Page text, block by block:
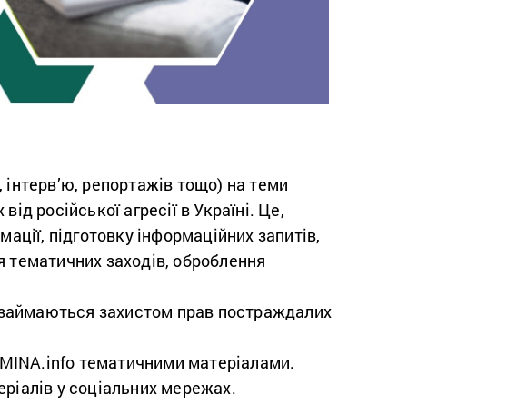
інтерв’ю, репортажів тощо) на теми
російської агресії в Україні. Це,
підготовку інформаційних запитів,
тематичних заходів, оброблення
захистом прав постраждалих
тематичними матеріалами.
у соціальних мережах.